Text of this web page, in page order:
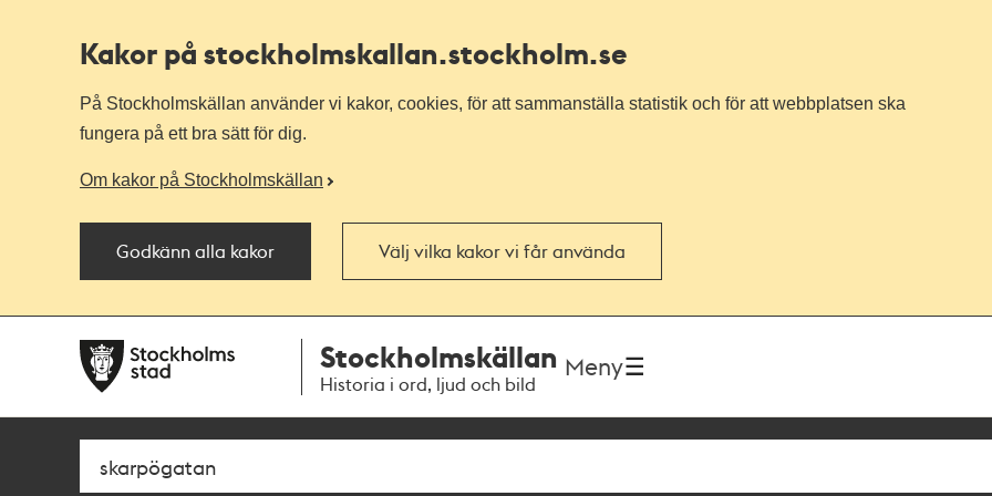
Kakor på stockholmskallan.stockholm.se
På Stockholmskällan använder vi kakor, cookies, för att sammanställa statistik och för att webbplatsen ska
fungera på ett bra sätt för dig.
Om kakor på Stockholmskällan
Godkänn alla kakor Välj vilka kakor vi får använda
navigationen
huvudinnehållet
Stockholmskällan
Historia i ord, ljud och bild
Meny
Sök